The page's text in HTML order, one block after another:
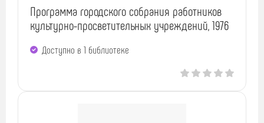
Программа городского собрания работников
культурно-просветительных учреждений, 1976
Доступно в 1 библиотекe